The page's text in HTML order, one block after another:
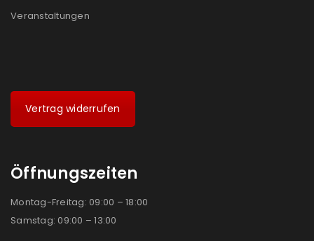
Veranstaltungen
Vertrag widerrufen
Öffnungszeiten
Montag-Freitag: 09:00 – 18:00
Samstag: 09:00 – 13:00